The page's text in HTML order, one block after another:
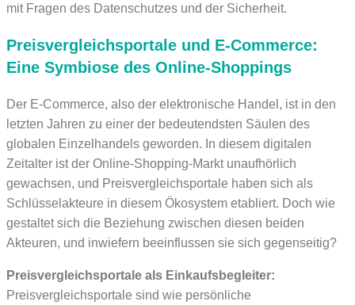
mit Fragen des Datenschutzes und der Sicherheit.
Preisvergleichsportale und E-Commerce:
Eine Symbiose des Online-Shoppings
Der E-Commerce, also der elektronische Handel, ist in den
letzten Jahren zu einer der bedeutendsten Säulen des
globalen Einzelhandels geworden. In diesem digitalen
Zeitalter ist der Online-Shopping-Markt unaufhörlich
gewachsen, und Preisvergleichsportale haben sich als
Schlüsselakteure in diesem Ökosystem etabliert. Doch wie
gestaltet sich die Beziehung zwischen diesen beiden
Akteuren, und inwiefern beeinflussen sie sich gegenseitig?
Preisvergleichsportale als Einkaufsbegleiter:
Preisvergleichsportale sind wie persönliche